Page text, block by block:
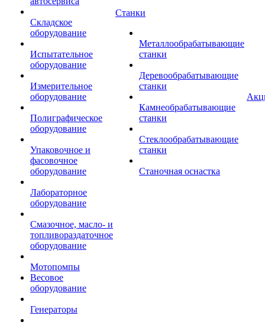
Складское
оборудование
Испытательное
оборудование
Измерительное
оборудование
Полиграфическое
оборудование
Упаковочное и
фасовочное
оборудование
Лабораторное
оборудование
Смазочное, масло- и
топливораздаточное
оборудование
Мотопомпы
Весовое
оборудование
Генераторы
Станки
Металлообрабатывающие
станки
Деревообрабатывающие
станки
Камнеобрабатывающие
станки
Стеклообрабатывающие
станки
Станочная оснастка